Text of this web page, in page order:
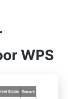
WPS